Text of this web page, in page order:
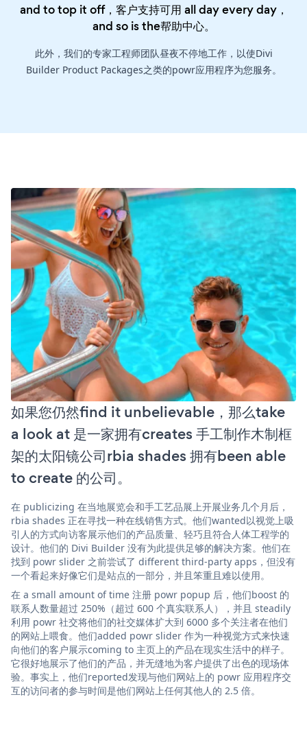
and to top it off，客户支持可用 all day every day，
and so is the帮助中心。
此外，我们的专家工程师团队昼夜不停地工作，以使Divi
Builder Product Packages之类的powr应用程序为您服务。
如果您仍然find it unbelievable，那么take
a look at 是一家拥有creates 手工制作木制框
架的太阳镜公司rbia shades 拥有been able
to create 的公司。
在 publicizing 在当地展览会和手工艺品展上开展业务几个月后，
rbia shades 正在寻找一种在线销售方式。他们wanted以视觉上吸
引人的方式向访客展示他们的产品质量、轻巧且符合人体工程学的
设计。他们的 Divi Builder 没有为此提供足够的解决方案。他们在
找到 powr slider 之前尝试了 different third-party apps，但没有
一个看起来好像它们是站点的一部分，并且笨重且难以使用。
在 a small amount of time 注册 powr popup 后，他们boost 的
联系人数量超过 250%（超过 600 个真实联系人），并且 steadily
利用 powr 社交将他们的社交媒体扩大到 6000 多个关注者在他们
的网站上喂食。他们added powr slider 作为一种视觉方式来快速
向他们的客户展示coming to 主页上的产品在现实生活中的样子。
它很好地展示了他们的产品，并无缝地为客户提供了出色的现场体
验。事实上，他们reported发现与他们网站上的 powr 应用程序交
互的访问者的参与时间是他们网站上任何其他人的 2.5 倍。